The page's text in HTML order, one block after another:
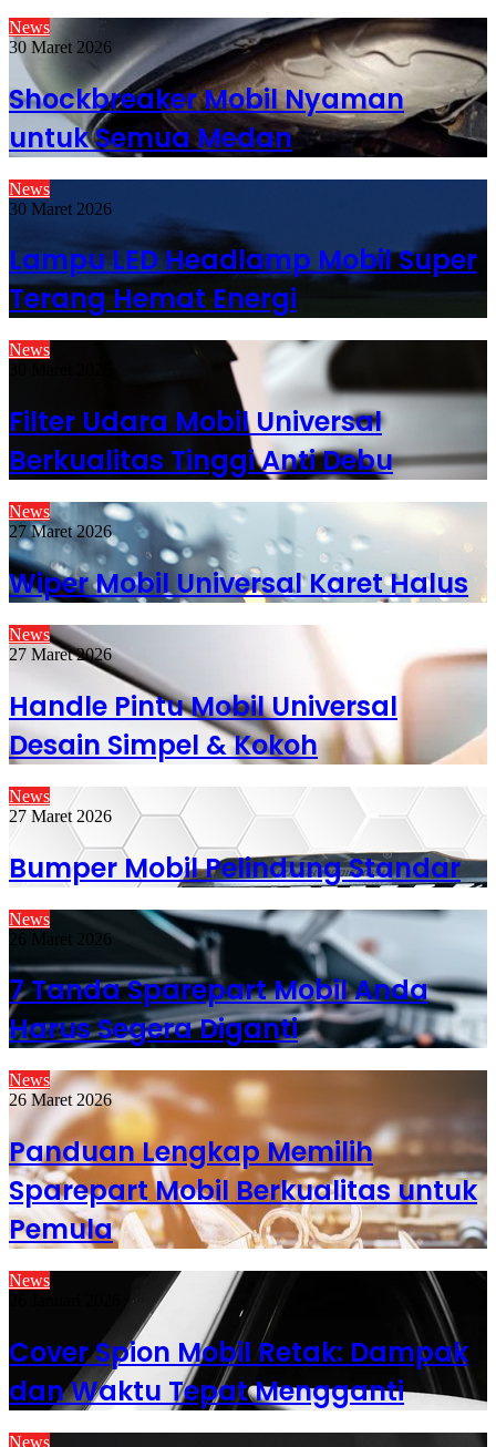
News
30 Maret 2026
Shockbreaker Mobil Nyaman
untuk Semua Medan
News
30 Maret 2026
Lampu LED Headlamp Mobil Super
Terang Hemat Energi
News
Filter Udara Mobil Universal
Berkualitas Tinggi Anti Debu
News
27 Maret 2026
Wiper Mobil Universal Karet Halus
News
27 Maret 2026
Handle Pintu Mobil Universal
Desain Simpel & Kokoh
News
27 Maret 2026
Bumper Mobil Pelindung Standar
News
26 Maret 2026
7 Tanda Sparepart Mobil Anda
Harus Segera Diganti
News
26 Maret 2026
Panduan Lengkap Memilih
Sparepart Mobil Berkualitas untuk
Pemula
News
Cover Spion Mobil Retak: Dampak
dan Waktu Tepat Mengganti
News